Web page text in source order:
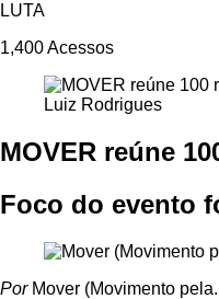
LUTA
1,400Acessos
Luiz Rodrigues
MOVER reúne
Foco do evento
PorMover (Movimento